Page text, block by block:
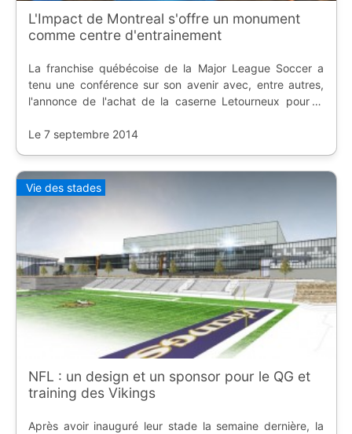
L'Impact de Montreal s'offre un monument
comme centre d'entrainement
La franchise québécoise de la Major League Soccer a
tenu une conférence sur son avenir avec, entre autres,
l'annonce de l'achat de la caserne Letourneux pour la
du club.
Le 7 septembre 2014
Vie des stades
NFL : un design et un sponsor pour le QG et
training des Vikings
Après avoir inauguré leur stade la semaine dernière, la